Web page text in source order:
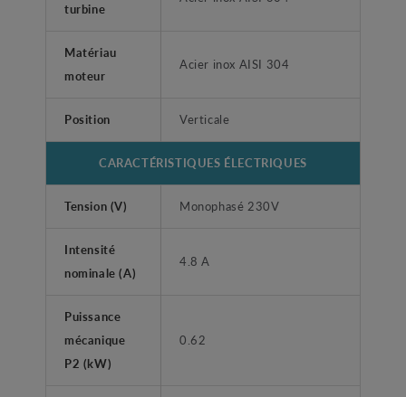
turbine
Matériau
moteur
Acier inox AISI 304
Position Verticale
CARACTÉRISTIQUES ÉLECTRIQUES
Tension (V) Monophasé 230V
Intensité
nominale (A)
4.8 A
Puissance
mécanique
P2 (kW)
0.62